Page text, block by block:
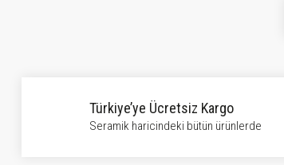
Türkiye’ye Ücretsiz Kargo
Seramik haricindeki bütün ürünlerde